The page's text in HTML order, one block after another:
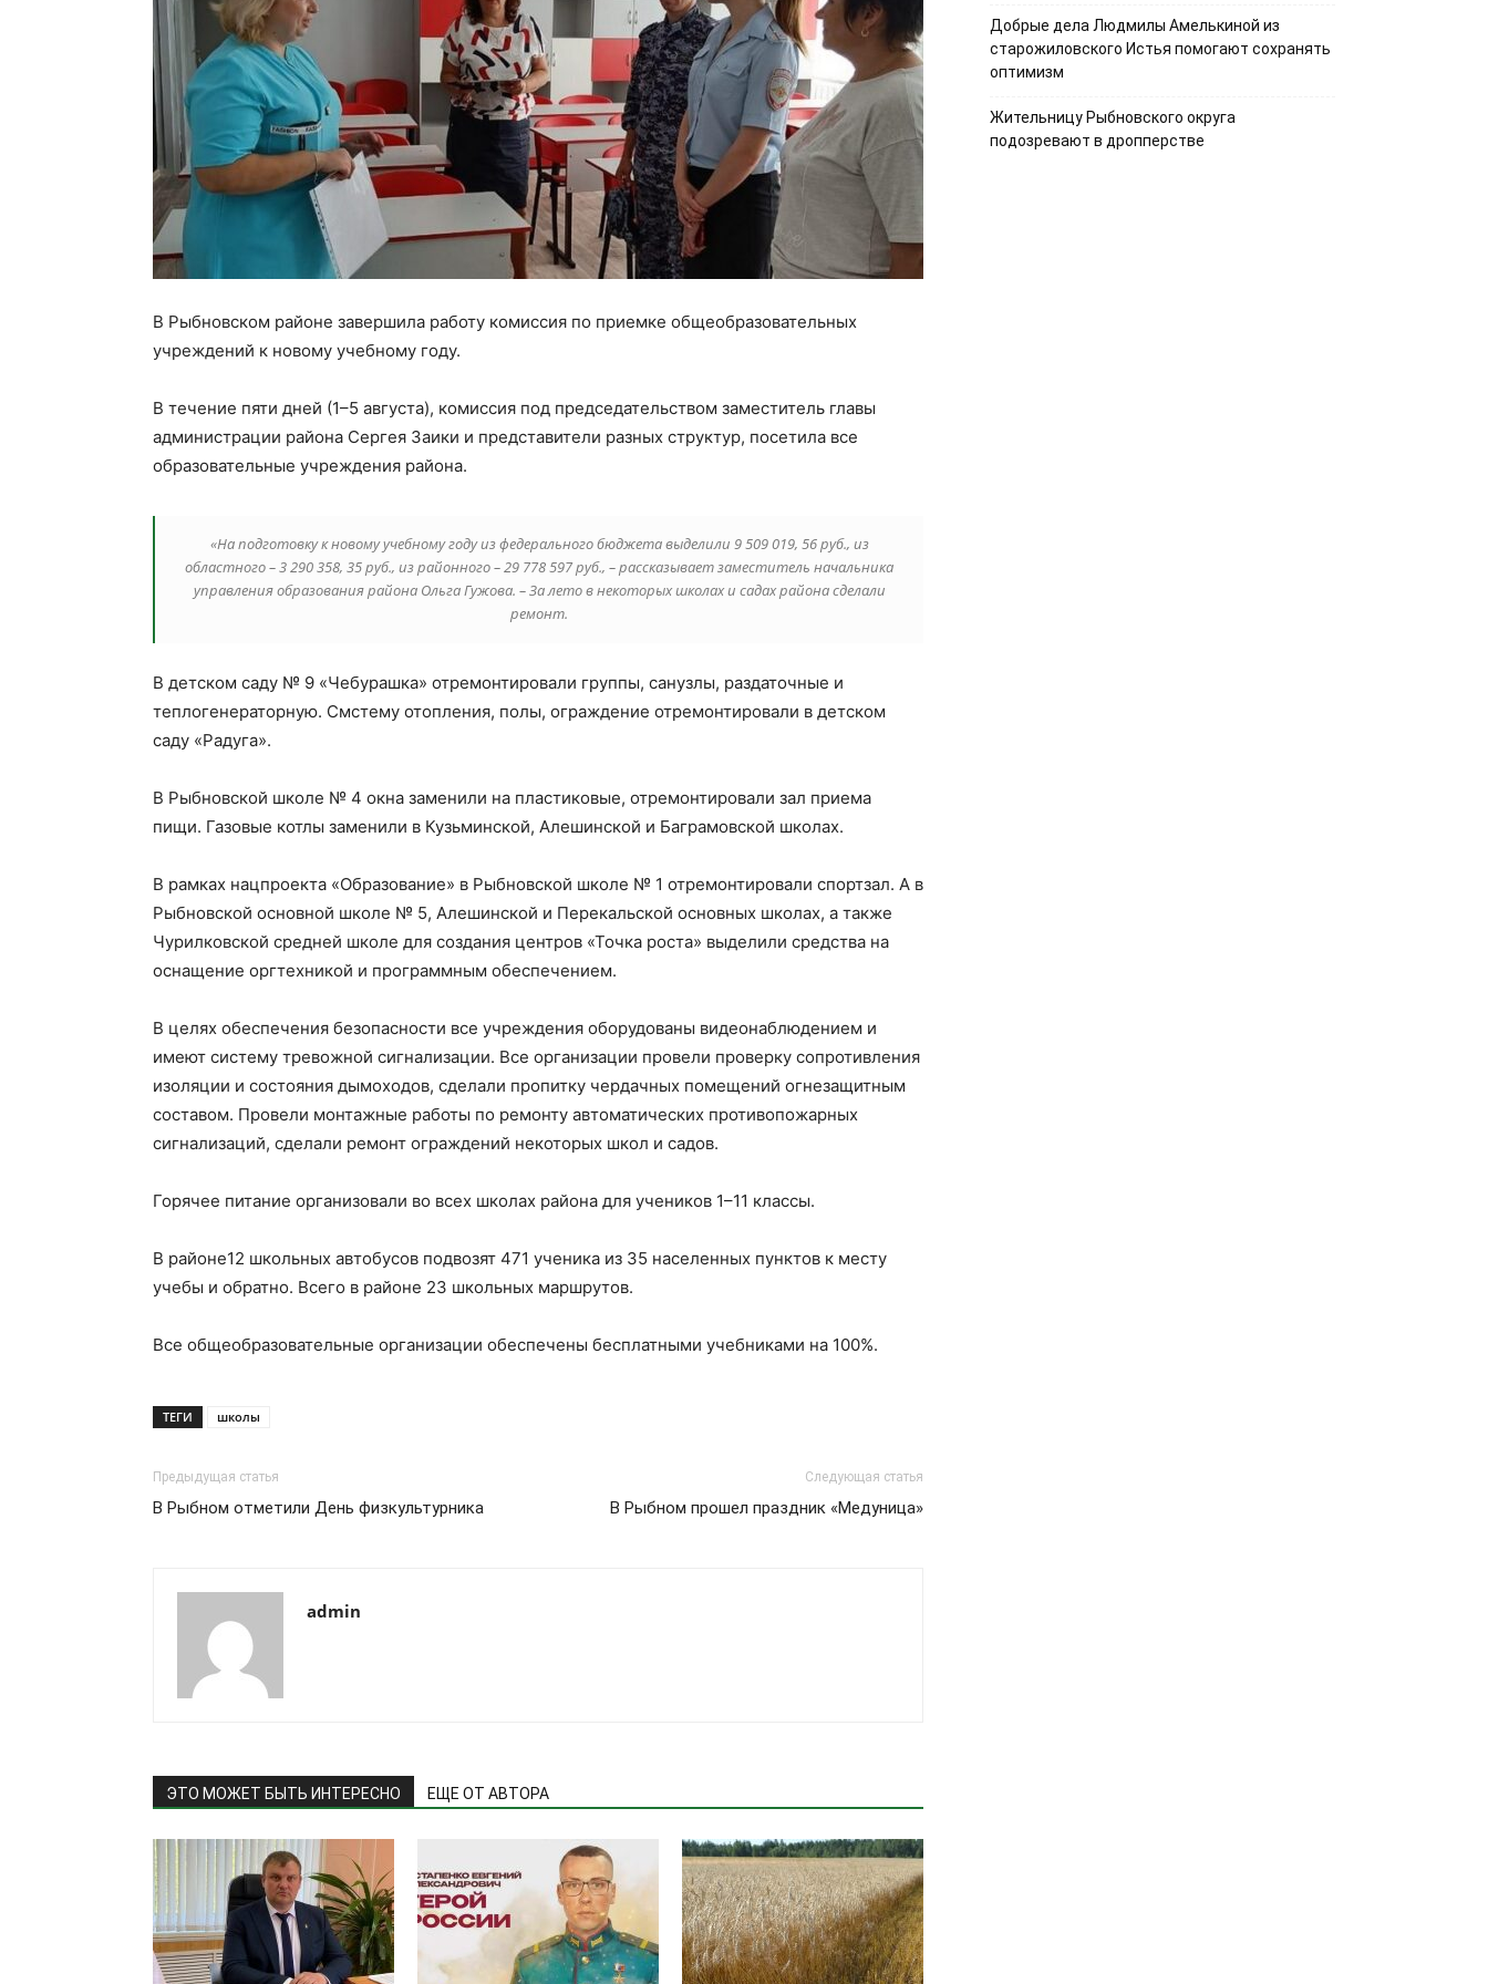
В Рыбновском районе завершила работу комиссия по приемке общеобразовательных
учреждений к новому учебному году.
В течение пяти дней (1–5 августа), комиссия под председательством заместитель главы
администрации района Сергея Заики и представители разных структур, посетила все
образовательные учреждения района.
«На подготовку к новому учебному году из федерального бюджета выделили 9 509 019, 56 руб., из
областного – 3 290 358, 35 руб., из районного – 29 778 597 руб., – рассказывает заместитель начальника
управления образования района Ольга Гужова. – За лето в некоторых школах и садах района сделали
ремонт.
В детском саду № 9 «Чебурашка» отремонтировали группы, санузлы, раздаточные и
теплогенераторную. Cмстему отопления, полы, ограждение отремонтировали в детском
саду «Радуга».
В Рыбновской школе № 4 окна заменили на пластиковые, отремонтировали зал приема
пищи. Газовые котлы заменили в Кузьминской, Алешинской и Баграмовской школах.
В рамках нацпроекта «Образование» в Рыбновской школе № 1 отремонтировали спортзал. А в
Рыбновской основной школе № 5, Алешинской и Перекальской основных школах, а также
Чурилковской средней школе для создания центров «Точка роста» выделили средства на
оснащение оргтехникой и программным обеспечением.
В целях обеспечения безопасности все учреждения оборудованы видеонаблюдением и
имеют систему тревожной сигнализации. Все организации провели проверку сопротивления
изоляции и состояния дымоходов, сделали пропитку чердачных помещений огнезащитным
составом. Провели монтажные работы по ремонту автоматических противопожарных
сигнализаций, сделали ремонт ограждений некоторых школ и садов.
Горячее питание организовали во всех школах района для учеников 1–11 классы.
В районе12 школьных автобусов подвозят 471 ученика из 35 населенных пунктов к месту
учебы и обратно. Всего в районе 23 школьных маршрутов.
Все общеобразовательные организации обеспечены бесплатными учебниками на 100%.
ТЕГИ школы
Предыдущая статья
В Рыбном отметили День физкультурника
Следующая статья
В Рыбном прошел праздник «Медуница»
admin
ЭТО МОЖЕТ БЫТЬ ИНТЕРЕСНО ЕЩЕ ОТ АВТОРА
Добрые дела Людмилы Амелькиной из
старожиловского Истья помогают сохранять
оптимизм
Жительницу Рыбновского округа
подозревают в дропперстве